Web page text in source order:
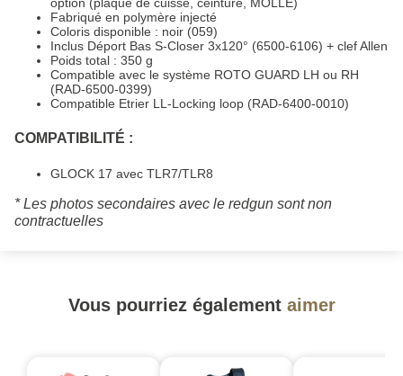
option (plaque de cuisse, ceinture, MOLLE)
Fabriqué en polymère injecté
Coloris disponible : noir (059)
Inclus Déport Bas S-Closer 3x120° (6500-6106) + clef Allen
Poids total : 350 g
Compatible avec le système ROTO GUARD LH ou RH
(RAD-6500-0399)
Compatible Etrier LL-Locking loop (RAD-6400-0010)
COMPATIBILITÉ :
GLOCK 17 avec TLR7/TLR8
* Les photos secondaires avec le redgun sont non
contractuelles
Vous pourriez également aimer